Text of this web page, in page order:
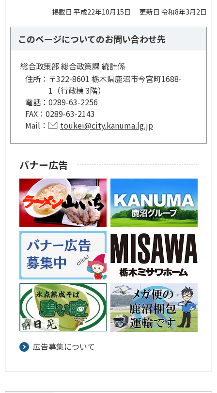
掲載日 平成22年10月15日 更新日 令和8年3月2日
このページについてのお問い合わせ先
総合政策部 総合政策課 統計係
住所： 〒322-8601 栃木県鹿沼市今宮町1688-
1（行政棟 3階）
電話： 0289-63-2256
FAX： 0289-63-2143
Mail：
toukei@city.kanuma.lg.jp
バナー広告
広告募集について